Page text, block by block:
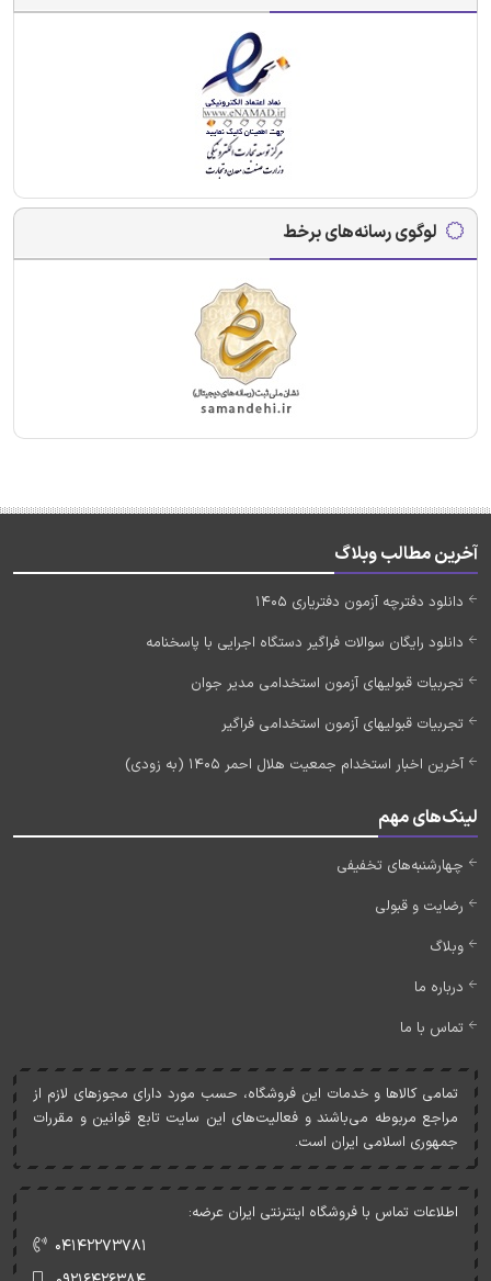
لوگوی رسانه‌های برخط
آخرین مطالب وبلاگ
دانلود دفترچه آزمون دفتریاری 1405
دانلود رایگان سوالات فراگیر دستگاه اجرایی با پاسخنامه
تجربیات قبولیهای آزمون استخدامی مدیر جوان
تجربیات قبولیهای آزمون استخدامی فراگیر
آخرین اخبار استخدام جمعیت هلال احمر 1405 (به زودی)
لینک‌های مهم
چهارشنبه‌های تخفیفی
رضایت و قبولی
وبلاگ
درباره ما
تماس با ما
تمامی کالاها و خدمات اين فروشگاه، حسب مورد دارای مجوزهای لازم از
مراجع مربوطه می‌باشند و فعاليت‌های اين سايت تابع قوانين و مقررات
جمهوری اسلامی ايران است.
اطلاعات تماس با فروشگاه اینترنتی ایران عرضه:
۰۴۱۴۲۲۷۳۷۸۱